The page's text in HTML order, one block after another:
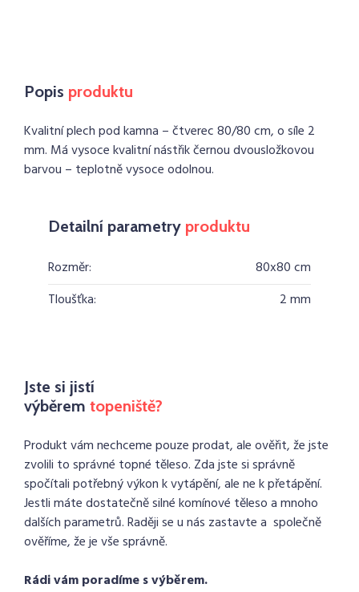
Popis produktu
Kvalitní plech pod kamna – čtverec 80/80 cm, o síle 2
mm. Má vysoce kvalitní nástřik černou dvousložkovou
barvou – teplotně vysoce odolnou.
Detailní parametry produktu
Rozměr:
80x80 cm
Tloušťka:
2 mm
Jste si jistí
výběrem topeniště?
Produkt vám nechceme pouze prodat, ale ověřit, že jste
zvolili to správné topné těleso. Zda jste si správně
spočítali potřebný výkon k vytápění, ale ne k přetápění.
Jestli máte dostatečně silné komínové těleso a mnoho
dalších parametrů. Raději se u nás zastavte a společně
ověříme, že je vše správně.
Rádi vám poradíme s výběrem.